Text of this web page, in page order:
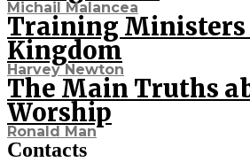
Michail Malancea
Training Ministers
Kingdom
Harvey Newton
The Main Truths
Worship
Ronald Man
Contacts